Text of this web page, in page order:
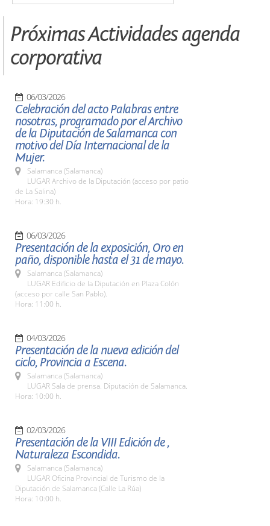
Próximas Actividades agenda
corporativa
06/03/2026
Celebración del acto Palabras entre
nosotras, programado por el Archivo
de la Diputación de Salamanca con
motivo del Día Internacional de la
Mujer.
Salamanca (Salamanca)
LUGAR Archivo de la Diputación (acceso por patio
de La Salina)
Hora: 19:30 h.
06/03/2026
Presentación de la exposición, Oro en
paño, disponible hasta el 31 de mayo.
Salamanca (Salamanca)
LUGAR Edificio de la Diputación en Plaza Colón
(acceso por calle San Pablo).
Hora: 11:00 h.
04/03/2026
Presentación de la nueva edición del
ciclo, Provincia a Escena.
Salamanca (Salamanca)
LUGAR Sala de prensa. Diputación de Salamanca.
Hora: 10:00 h.
02/03/2026
Presentación de la VIII Edición de ,
Naturaleza Escondida.
Salamanca (Salamanca)
LUGAR Oficina Provincial de Turismo de la
Diputación de Salamanca (Calle La Rúa)
Hora: 10:00 h.